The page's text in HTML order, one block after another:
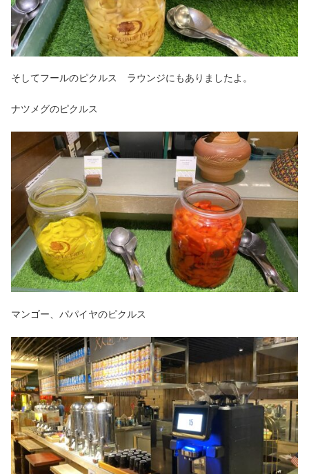
そしてフールのピクルス ラウンジにもありましたよ。
ナツメグのピクルス
マンゴー、パパイヤのピクルス